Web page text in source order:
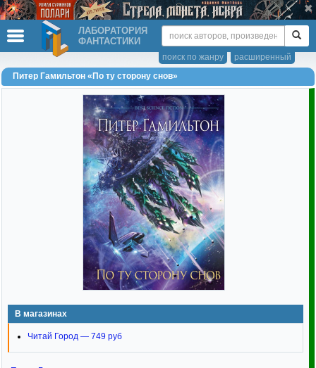
ЛАБОРАТОРИЯ
ФАНТАСТИКИ
расширенный
поиск по жанру
Питер Гамильтон «По ту сторону снов»
В магазинах
Читай Город — 749 руб